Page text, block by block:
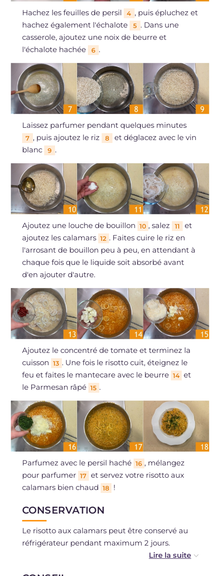
Hachez les feuilles de persil 4 , puis épluchez et
hachez également l'échalote
5 . Dans une
casserole, ajoutez une noix de beurre et
l'échalote hachée
6 .
Laissez parfumer pendant quelques minutes
7 , puis ajoutez le riz 8
et déglacez avec le vin
blanc
9 .
Ajoutez une louche de bouillon 10 , salez 11
et
ajoutez les calamars 12 . Faites cuire le riz en
l'arrosant de bouillon peu à peu, en attendant à
chaque fois que le liquide soit absorbé avant
d'en ajouter d'autre.
Ajoutez le concentré de tomate et terminez la
cuisson 13 . Une fois le risotto cuit, éteignez le
feu et faites le mantecare avec le beurre 14 et
le Parmesan râpé 15 .
Parfumez avec le persil haché 16 , mélangez
pour parfumer 17 et servez votre risotto aux
calamars bien chaud 18 !
CONSERVATION
Le risotto aux calamars peut être conservé au
réfrigérateur pendant maximum 2 jours.